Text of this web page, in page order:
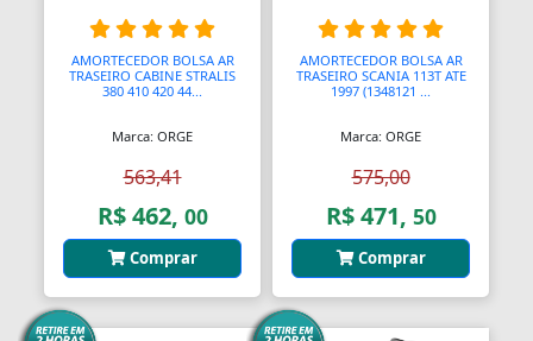
Assento Sanitário
Assentos de Banheiras
Automodelismo
Automáticas
Automóveis
Aventais
Aviões
AMORTECEDOR BOLSA AR
TRASEIRO CABINE STRALIS
380 410 420 44...
Marca: ORGE
563,41
R$ 462, 00
Comprar
AMORTECEDOR BOLSA AR
TRASEIRO SCANIA 113T ATE
1997 (1348121 ...
Marca: ORGE
575,00
R$ 471, 50
Comprar